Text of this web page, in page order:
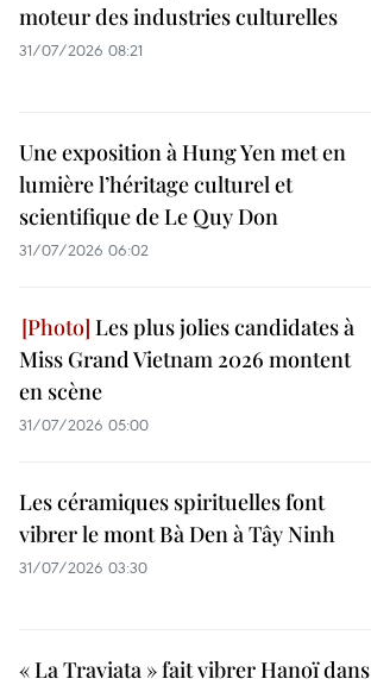
moteur des industries culturelles
31/07/2026 08:21
Une exposition à Hung Yen met en
lumière l’héritage culturel et
scientifique de Le Quy Don
31/07/2026 06:02
Les plus jolies candidates à
Miss Grand Vietnam 2026 montent
en scène
31/07/2026 05:00
Les céramiques spirituelles font
vibrer le mont Bà Den à Tây Ninh
31/07/2026 03:30
« La Traviata » fait vibrer Hanoï dans